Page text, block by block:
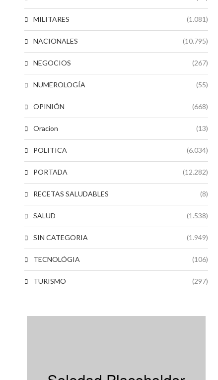
MILITARES (1.081)
NACIONALES (10.795)
NEGOCIOS (267)
NUMEROLOGÍA (55)
OPINIÓN (668)
Oracion (13)
POLITICA (6.034)
PORTADA (12.282)
RECETAS SALUDABLES (8)
SALUD (1.538)
SIN CATEGORIA (1.949)
TECNOLÓGIA (106)
TURISMO (297)